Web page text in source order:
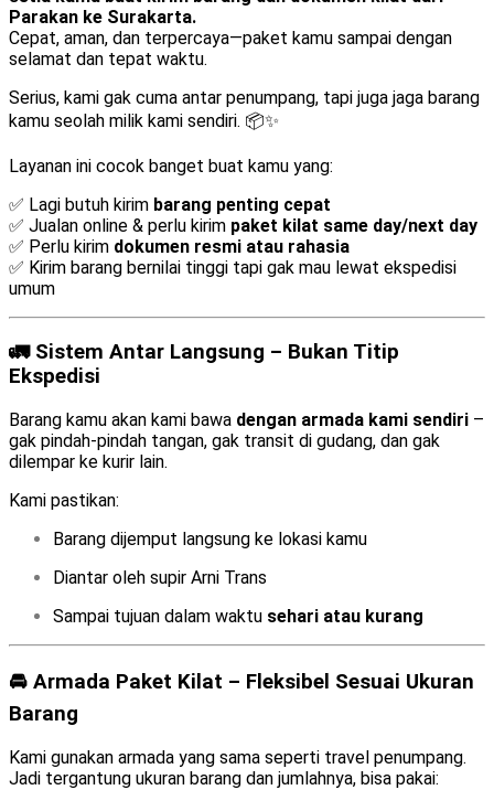
Parakan ke Surakarta.
Cepat, aman, dan terpercaya—paket kamu sampai dengan
selamat dan tepat waktu.
Serius, kami gak cuma antar penumpang, tapi juga jaga barang
kamu seolah milik kami sendiri. 📦✨
Layanan ini cocok banget buat kamu yang:
✅ Lagi butuh kirim barang penting cepat
✅ Jualan online & perlu kirim paket kilat same day/next day
✅ Perlu kirim dokumen resmi atau rahasia
✅ Kirim barang bernilai tinggi tapi gak mau lewat ekspedisi
umum
🚛 Sistem Antar Langsung – Bukan Titip
Ekspedisi
Barang kamu akan kami bawa dengan armada kami sendiri –
gak pindah-pindah tangan, gak transit di gudang, dan gak
dilempar ke kurir lain.
Kami pastikan:
Barang dijemput langsung ke lokasi kamu
Diantar oleh supir Arni Trans
Sampai tujuan dalam waktu sehari atau kurang
🚘 Armada Paket Kilat – Fleksibel Sesuai Ukuran
Barang
Kami gunakan armada yang sama seperti travel penumpang.
Jadi tergantung ukuran barang dan jumlahnya, bisa pakai: